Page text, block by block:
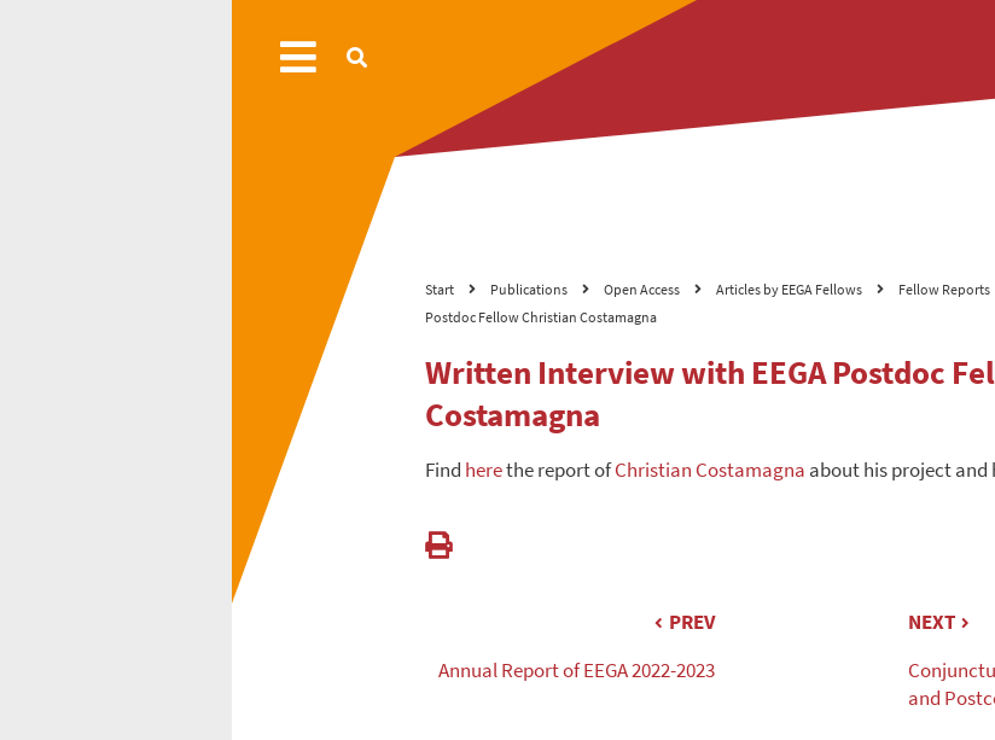
Start Publications Open Access Articles by EEGA Fellows Fellow Reports
Postdoc Fellow Christian Costamagna
Written Interview with EEGA Postdoc
Costamagna
Find herethe report ofChristian Costamagna about his project and
PREV
Annual Report of EEGA 2022-2023
NEXT
and